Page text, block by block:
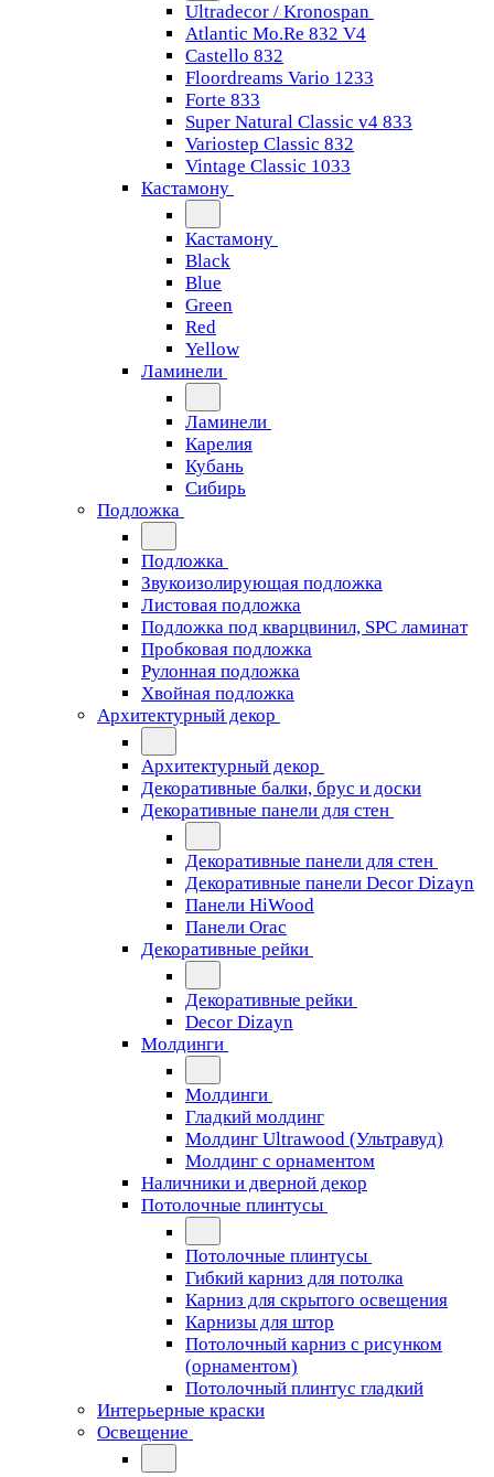
Ultradecor / Kronospan
Atlantic Mo.Re 832 V4
Castello 832
Floordreams Vario 1233
Forte 833
Super Natural Classic v4 833
Variostep Classic 832
Vintage Classic 1033
Кастамону
Кастамону
Black
Blue
Green
Red
Yellow
Ламинели
Ламинели
Карелия
Кубань
Сибирь
Подложка
Подложка
Звукоизолирующая подложка
Листовая подложка
Подложка под кварцвинил, SPC ламинат
Пробковая подложка
Рулонная подложка
Хвойная подложка
Архитектурный декор
Архитектурный декор
Декоративные балки, брус и доски
Декоративные панели для стен
Декоративные панели для стен
Декоративные панели Decor Dizayn
Панели HiWood
Панели Orac
Декоративные рейки
Декоративные рейки
Decor Dizayn
Молдинги
Молдинги
Гладкий молдинг
Молдинг Ultrawood (Ультравуд)
Молдинг с орнаментом
Наличники и дверной декор
Потолочные плинтусы
Потолочные плинтусы
Гибкий карниз для потолка
Карниз для скрытого освещения
Карнизы для штор
Потолочный карниз с рисунком
(орнаментом)
Потолочный плинтус гладкий
Интерьерные краски
Освещение